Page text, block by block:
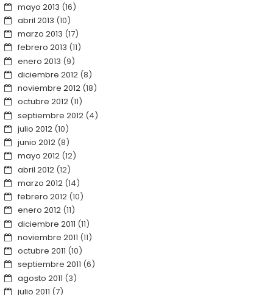
mayo 2013 (16)
abril 2013 (10)
marzo 2013 (17)
febrero 2013 (11)
enero 2013 (9)
diciembre 2012(8)
noviembre 2012(18)
octubre 2012(11)
septiembre 2012(4)
julio 2012(10)
junio 2012(8)
mayo 2012(12)
abril 2012(12)
marzo 2012(14)
febrero 2012(10)
enero 2012(11)
diciembre 2011 (11)
noviembre 2011 (11)
octubre 2011 (10)
septiembre 2011 (6)
agosto 2011 (3)
julio 2011 (7)